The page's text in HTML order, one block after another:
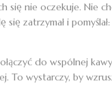
się nie oczekuje. Nie
zatrzymał i
do wspólnej
To wystarczy, by